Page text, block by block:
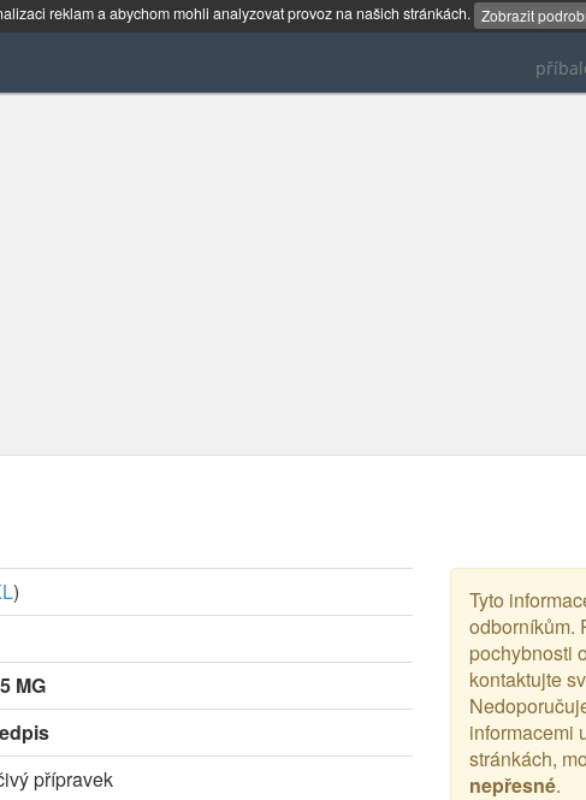
reklam a abychom mohli analyzovat provoz na našich stránkách. Zobrazit
)
MG
přípravek
Tyto
odborníkům.
pochybnosti
kontaktujte
informacemi
stránkách,
nepřesné.